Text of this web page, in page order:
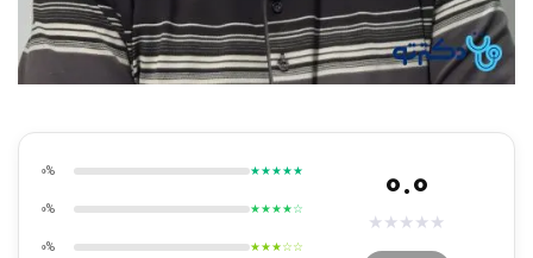
0.0
★
★
★
★
★
★★★★★
0%
★★★★☆
0%
★★★☆☆
0%